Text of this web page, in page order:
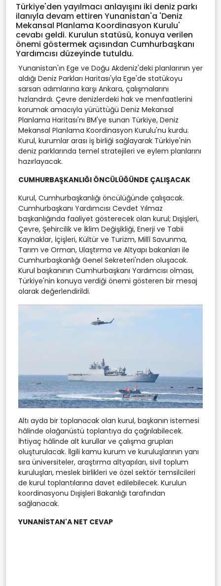
Türkiye'den yayılmacı anlayışını iki deniz parkı
ilanıyla devam ettiren Yunanistan'a 'Deniz
Mekansal Planlama Koordinasyon Kurulu'
cevabı geldi. Kurulun statüsü, konuya verilen
önemi göstermek açısından Cumhurbaşkanı
Yardımcısı düzeyinde tutuldu.
Yunanistan'ın Ege ve Doğu Akdeniz'deki planlarının yer
aldığı Deniz Parkları Haritası'yla Ege'de statükoyu
sarsan adımlarına karşı Ankara, çalışmalarını
hızlandırdı. Çevre denizlerdeki hak ve menfaatlerini
korumak amacıyla yürüttüğü Deniz Mekansal
Planlama Haritası'nı BM'ye sunan Türkiye, Deniz
Mekansal Planlama Koordinasyon Kurulu'nu kurdu.
Kurul, kurumlar arası iş birliği sağlayarak Türkiye'nin
deniz parklarında temel stratejileri ve eylem planlarını
hazırlayacak.
CUMHURBAŞKANLIĞI ÖNCÜLÜĞÜNDE ÇALIŞACAK
Kurul, Cumhurbaşkanlığı öncülüğünde çalışacak.
Cumhurbaşkanı Yardımcısı Cevdet Yılmaz
başkanlığında faaliyet gösterecek olan kurul; Dışişleri,
Çevre, Şehircilik ve İklim Değişikliği, Enerji ve Tabii
Kaynaklar, İçişleri, Kültür ve Turizm, Millî Savunma,
Tarım ve Orman, Ulaştırma ve Altyapı bakanları ile
Cumhurbaşkanlığı Genel Sekreteri'nden oluşacak.
Kurul başkanının Cumhurbaşkanı Yardımcısı olması,
Türkiye'nin konuya verdiği önemi gösteren bir mesaj
olarak değerlendirildi.
Altı ayda bir toplanacak olan kurul, başkanın istemesi
hâlinde olağanüstü toplantıya da çağrılabilecek.
İhtiyaç hâlinde alt kurullar ve çalışma grupları
oluşturulacak. İlgili kamu kurum ve kuruluşlarının yanı
sıra üniversiteler, araştırma altyapıları, sivil toplum
kuruluşları, meslek birlikleri ve özel sektör temsilcileri
de kurul toplantılarına davet edilebilecek. Kurulun
koordinasyonu Dışişleri Bakanlığı tarafından
sağlanacak.
YUNANİSTAN'A NET CEVAP